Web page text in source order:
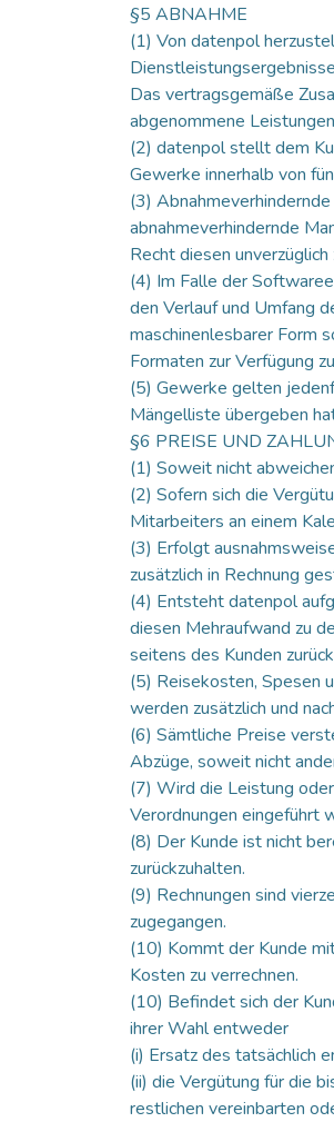
§5 ABNAHME
(1) Von datenpol
Das vertragsgemäße
abgenommene
(2) datenpol stellt dem
Gewerke innerhalb von
(3)
abnahmeverhindernde
Recht diesen
(4) Im Falle der
den Verlauf und Umfang
maschinenlesbarer Form
Formaten zur Verfügung
(5) Gewerke gelten
Mängelliste übergeben
§6 PREISE UND
(1) Soweit nicht
(2) Sofern sich die
Mitarbeiters an einem
(3) Erfolgt
zusätzlich in Rechnung
(4) Entsteht datenpol
diesen Mehraufwand zu
seitens des Kunden
(5) Reisekosten, Spesen
werden zusätzlich und
(6) Sämtliche Preise
Abzüge, soweit nicht
(7) Wird die Leistung
Verordnungen eingeführt
(8) Der Kunde ist nicht
zurückzuhalten.
(9) Rechnungen sind
zugegangen.
(10) Kommt der Kunde
Kosten zu verrechnen.
(10) Befindet sich der
ihrer Wahl entweder
(i) Ersatz des tatsächlich
(ii) die Vergütung für die
restlichen vereinbarten